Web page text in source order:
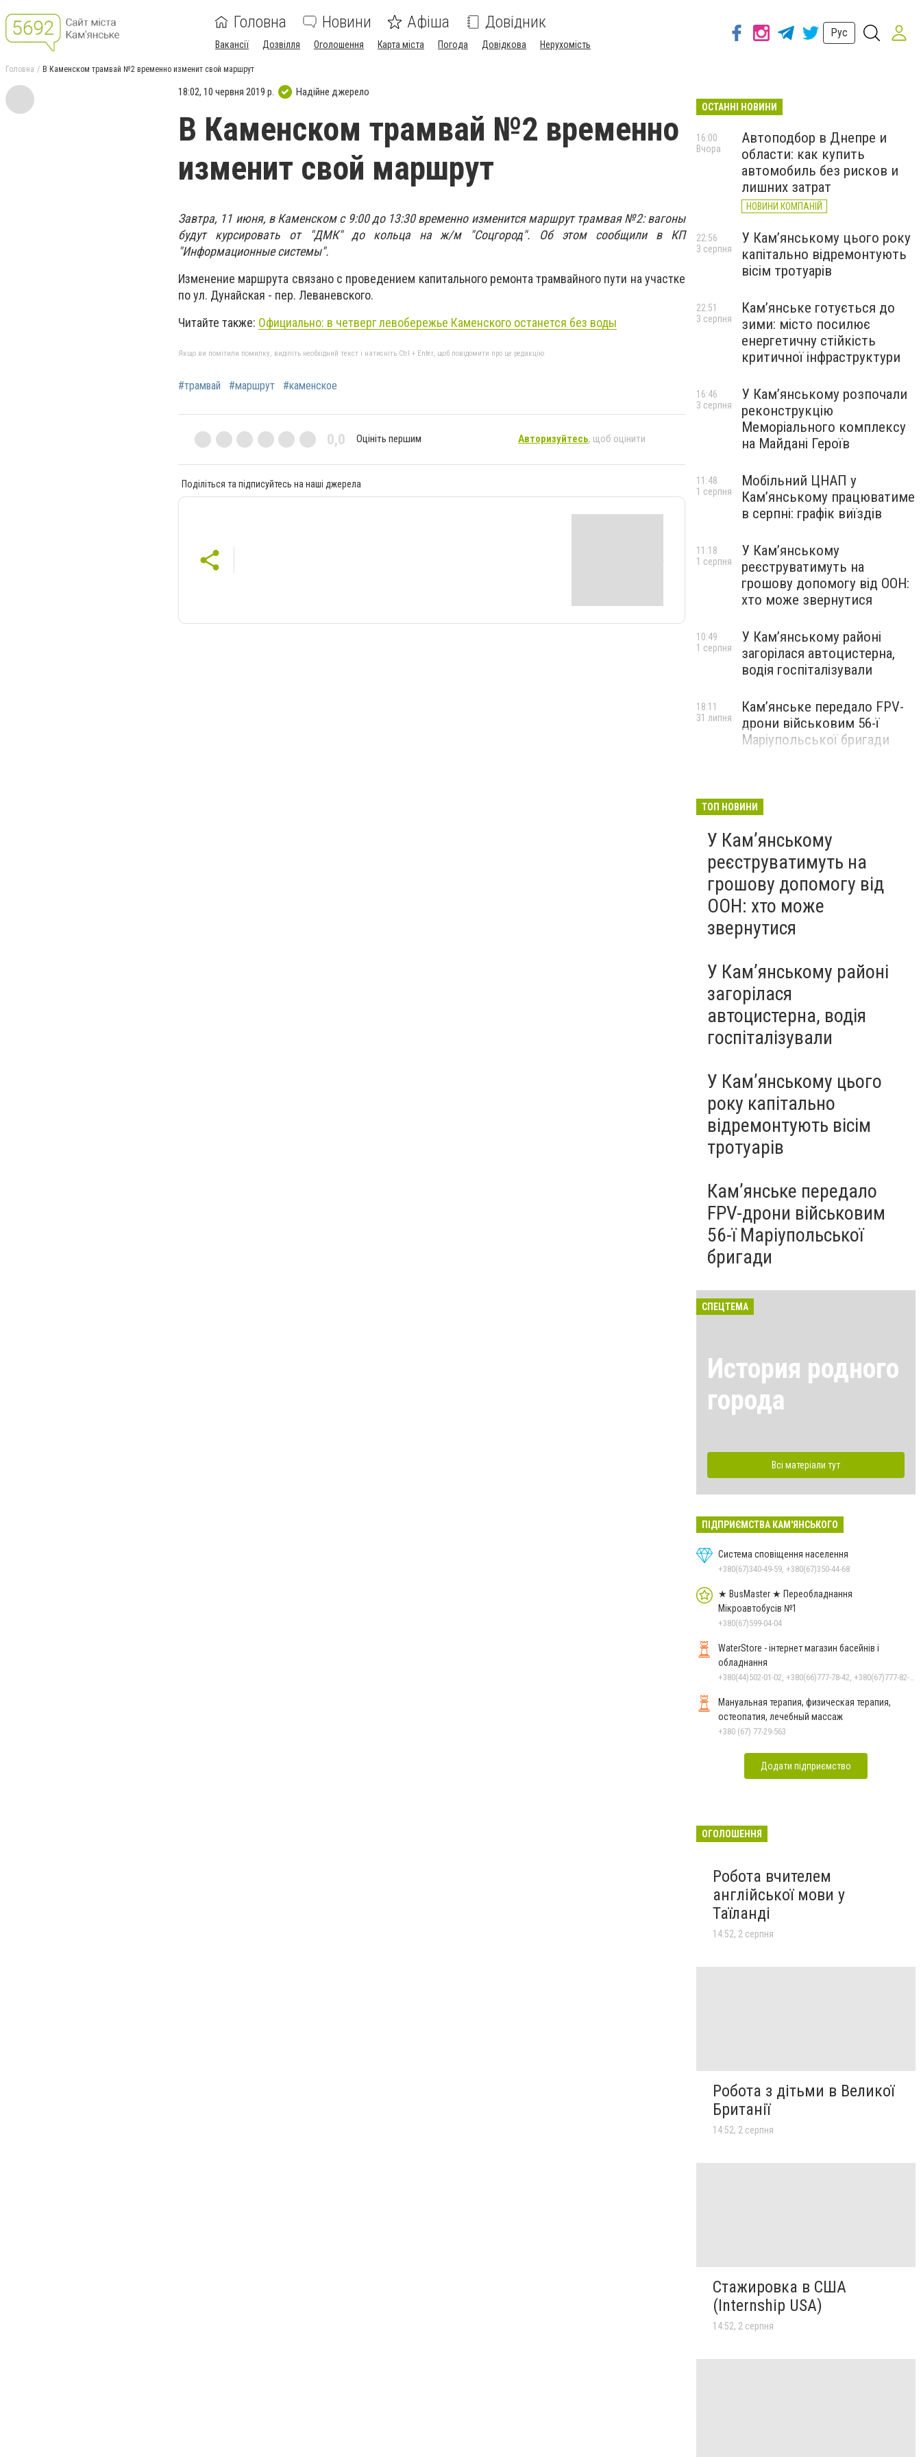
Головна Новини Афіша Довідник
Вакансії Дозвілля Оголошення Карта міста Погода Довідкова Нерухомість
Рус
Головна В Каменском трамвай №2 временно изменит свой маршрут
18:02, 10 червня 2019 р. Надійне джерело
В Каменском трамвай №2 временно
изменит свой маршрут
Завтра, 11 июня, в Каменском с 9:00 до 13:30 временно изменится маршрут трамвая №2: вагоны
будут курсировать от "ДМК" до кольца на ж/м "Соцгород". Об этом сообщили в КП
"Информационные системы".
Изменение маршрута связано с проведением капитального ремонта трамвайного пути на участке
по ул. Дунайская - пер. Леваневского.
Читайте также: Официально: в четверг левобережье Каменского останется без воды
Якщо ви помітили помилку, виділіть необхідний текст і натисніть Ctrl + Enter, щоб повідомити про це редакцію
#трамвай #маршрут #каменское
0,0 Оцініть першим Авторизуйтесь, щоб оцінити
Поділіться та підписуйтесь на наші джерела
ОСТАННІ НОВИНИ
Автоподбор в Днепре и
области: как купить
автомобиль без рисков и
лишних затрат
НОВИНИ КОМПАНІЙ
16:00
Вчора
У Кам’янському цього року
капітально відремонтують
вісім тротуарів
22:56
3 серпня
Кам’янське готується до
зими: місто посилює
енергетичну стійкість
критичної інфраструктури
22:51
3 серпня
У Кам’янському розпочали
реконструкцію
Меморіального комплексу
на Майдані Героїв
16:46
3 серпня
Мобільний ЦНАП у
Кам’янському працюватиме
в серпні: графік виїздів
11:48
1 серпня
У Кам’янському
реєструватимуть на
грошову допомогу від ООН:
хто може звернутися
11:18
1 серпня
У Кам’янському районі
загорілася автоцистерна,
водія госпіталізували
10:49
1 серпня
Кам’янське передало FPV-
дрони військовим 56-ї
Маріупольської бригади
18:11
31 липня
ТОП НОВИНИ
У Кам’янському
реєструватимуть на
грошову допомогу від
ООН: хто може
звернутися
У Кам’янському районі
загорілася
автоцистерна, водія
госпіталізували
У Кам’янському цього
року капітально
відремонтують вісім
тротуарів
Кам’янське передало
FPV-дрони військовим
56-ї Маріупольської
бригади
СПЕЦТЕМА
История родного
города
Всі матеріали тут
ПІДПРИЄМСТВА КАМ'ЯНСЬКОГО
Система сповіщення населення
+380(67)340-49-59, +380(67)350-44-68
★ BusMaster ★ Переобладнання
Мікроавтобусів №1
+380(67)599-04-04
WaterStore - інтернет магазин басейнів і
обладнання
Мануальная терапия, физическая терапия,
остеопатия, лечебный массаж
+380 (67) 77-29-563
Додати підприємство
ОГОЛОШЕННЯ
Робота вчителем
англійської мови у
Таїланді
14:52, 2 серпня
Робота з дітьми в Великої
Британії
14:52, 2 серпня
Стажировка в США
(Internship USA)
14:52, 2 серпня